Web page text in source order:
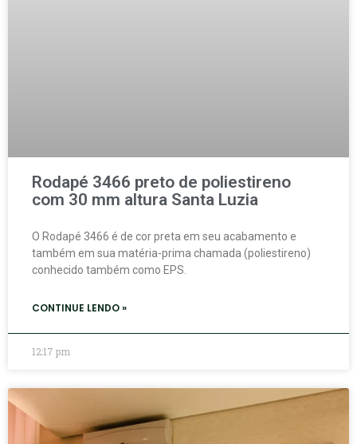
Rodapé 3466 preto de poliestireno
com 30 mm altura Santa Luzia
O Rodapé 3466 é de cor preta em seu acabamento e
também em sua matéria-prima chamada (poliestireno)
conhecido também como EPS.
CONTINUE LENDO »
12:17 pm